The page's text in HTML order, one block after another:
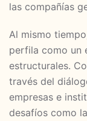
las compañías
Al mismo
perfila como un
estructurales.
través del
empresas e
desafíos como